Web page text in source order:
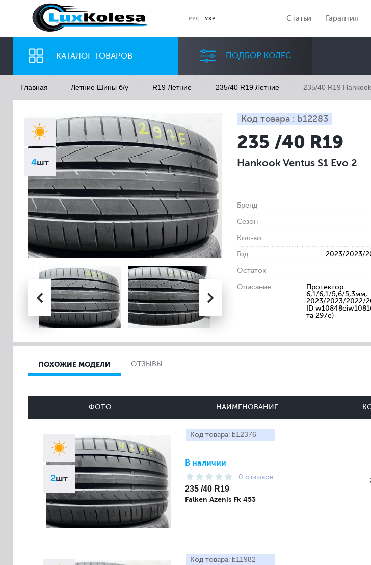
РУС УКР Статьи Гарантия
КАТАЛОГ ТОВАРОВ ПОДБОР КОЛЕС
ШИНЫ ДИСКИ
Ширина
Все
Профиль
Все Все Все
Главная Летние Шины б/у R19 Летние 235/40 R19 Летние 235/40 R19 Hankook
4шт
Код товара : b12283
235 /40 R19
Hankook Ventus S1 Evo 2
Бренд
Сезон
Кол-во
Год 2023/2023/
Остаток
Описание
Протектор
6,1/6,1/5,6/5,3мм,
2023/2023/2022/
ID
та 297e)
ПОХОЖИЕ МОДЕЛИ ОТЗЫВЫ
ФОТО НАИМЕНОВАНИЕ
2шт
Код товара: b12376
В наличии
0 отзывов
235 /40 R19
Falken Azenis Fk 453
Код товара: b11982